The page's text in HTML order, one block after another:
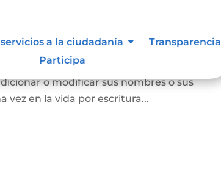
a la ciudadanía
Transparencia
Participa
de edad voluntariamente o los padres en
o modificar sus nombres o sus
vez en la vida por escritura...